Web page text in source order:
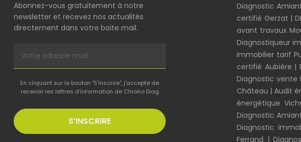
Abonnez-vous gratuitement à notre
newsletter et recevez nos actualités
directement dans votre boite mail.
En cliquant sur le bouton "S'inscrire", j'accepte de
recevoir les lettres d'information de Chrono Diag
S’INSCRIRE
Diagnostic
certifié Gerzat |
avant travaux
Diagnostiqueur
immobilier tarif
certifié Aubière |
Diagnostic vente
Château | Audit
énergétique
Diagnostic
Diagnostic
Ferrand |